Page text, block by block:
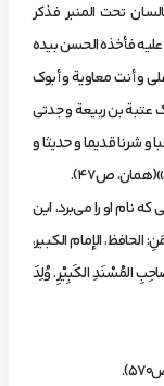
بالكوفة حين دخلها و الحسن و الحسين8جالسان تحت المنبر فذكر
ثم نال من الحسن فقام الحسين7 ليرد عليه فأخذه الحسن بيده
و أنت معاوية و أبوك
بن ربيعة و جدتي
و شرنا قديما و حديثا و
ص47).
او را می‌برد، این
الإمام الكبير،
المُسْنَدِ الكَبِيْرِ. وُلِدَ